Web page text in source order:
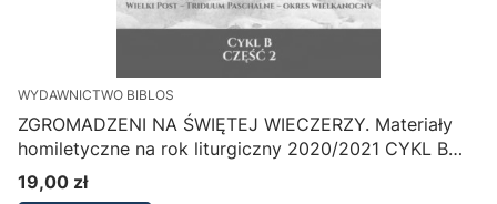
WYDAWNICTWO BIBLOS
ZGROMADZENI NA ŚWIĘTEJ WIECZERZY. Materiały
homiletyczne na rok liturgiczny 2020/2021 CYKL B
część 2
Cena
19,00 zł